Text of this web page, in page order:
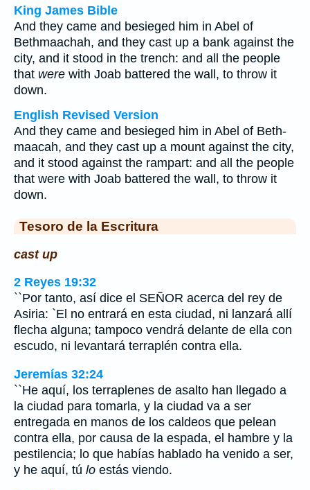
King James Bible
And they came and besieged him in Abel of
Bethmaachah, and they cast up a bank against the
city, and it stood in the trench: and all the people
that were with Joab battered the wall, to throw it
down.
English Revised Version
And they came and besieged him in Abel of Beth-
maacah, and they cast up a mount against the city,
and it stood against the rampart: and all the people
that were with Joab battered the wall, to throw it
down.
Tesoro de la Escritura
cast up
2 Reyes 19:32
``Por tanto, así dice el SEÑOR acerca del rey de
Asiria: `El no entrará en esta ciudad, ni lanzará allí
flecha alguna; tampoco vendrá delante de ella con
escudo, ni levantará terraplén contra ella.
Jeremías 32:24
``He aquí, los terraplenes de asalto han llegado a
la ciudad para tomarla, y la ciudad va a ser
entregada en manos de los caldeos que pelean
contra ella, por causa de la espada, el hambre y la
pestilencia; lo que habías hablado ha venido a ser,
y he aquí, tú lo estás viendo.